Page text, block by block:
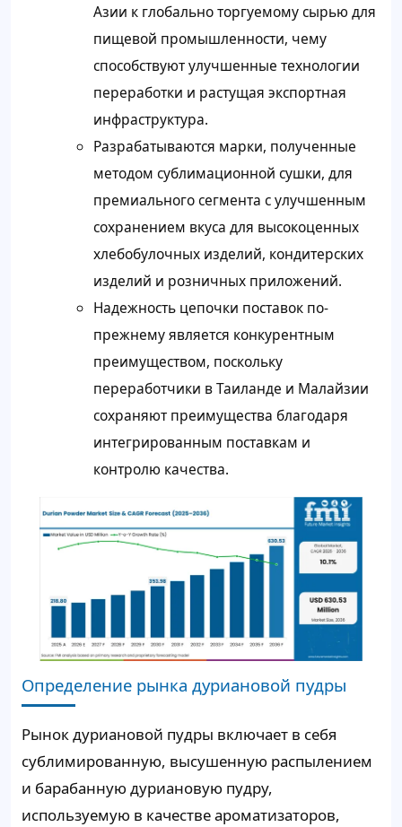
Азии к глобально торгуемому сырью для
пищевой промышленности, чему
способствуют улучшенные технологии
переработки и растущая экспортная
инфраструктура.
Разрабатываются марки, полученные
методом сублимационной сушки, для
премиального сегмента с улучшенным
сохранением вкуса для высокоценных
хлебобулочных изделий, кондитерских
изделий и розничных приложений.
Надежность цепочки поставок по-
прежнему является конкурентным
преимуществом, поскольку
переработчики в Таиланде и Малайзии
сохраняют преимущества благодаря
интегрированным поставкам и
контролю качества.
Определение рынка дуриановой пудры
Рынок дуриановой пудры включает в себя
сублимированную, высушенную распылением
и барабанную дуриановую пудру,
используемую в качестве ароматизаторов,